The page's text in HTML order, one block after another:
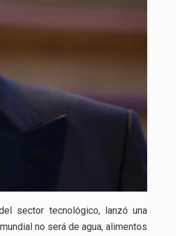
sector tecnológico, lanzó una
no será de agua, alimentos